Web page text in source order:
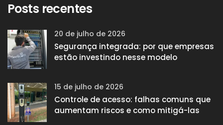
Posts recentes
20 de julho de 2026
Segurança integrada: por que empresas
estão investindo nesse modelo
15 de julho de 2026
Controle de acesso: falhas comuns que
aumentam riscos e como mitigá-las